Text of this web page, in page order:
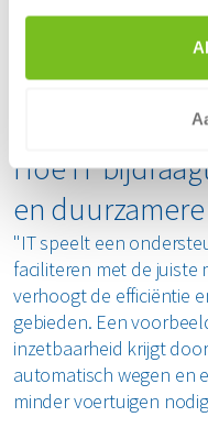
onderneming is. We
waarbij de operatie en
Hoe IT
en
"IT speelt een
faciliteren met de juiste
verhoogt de efficiëntie
gebieden. Een
inzetbaarheid krijgt
automatisch wegen en
minder voertuigen